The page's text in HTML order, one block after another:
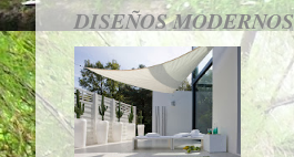
DISEÑOS MODERNOS